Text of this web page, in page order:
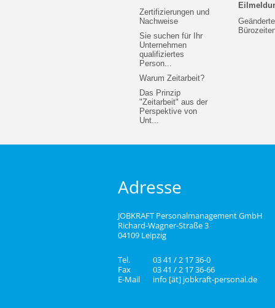
Zertifizierungen und
Nachweise
Sie suchen für Ihr
Unternehmen
qualifiziertes
Person...
Warum Zeitarbeit?
Das Prinzip
"Zeitarbeit" aus der
Perspektive von
Unt...
Geänderte
Adresse
JOBKRAFT Personalmanagement GmbH
Richard-Wagner-Straße 3
04109 Leipzig
Tel.
03 41 / 2 17 36-0
Fax
03 41 / 2 17 36-66
E-Mail
info [ät] jobkraft-personal.de